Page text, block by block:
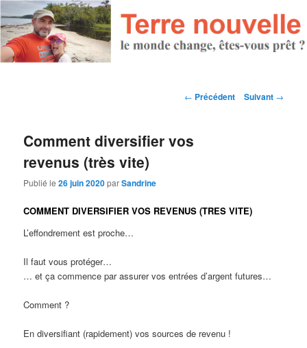
Navigation des articles
← Précédent Suivant →
Comment diversifier vos
revenus (très vite)
Publié le26 juin 2020parSandrine
COMMENT DIVERSIFIER VOS REVENUS (TRES VITE)
L’effondrement est proche…
Il faut vous protéger…
… et ça commence par assurer vos entrées d’argent futures…
Comment ?
En diversifiant (rapidement) vos sources de revenu !